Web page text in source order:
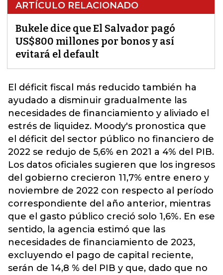
ARTÍCULO RELACIONADO
Bukele dice que El Salvador pagó
US$800 millones por bonos y así
evitará el default
El déficit fiscal más reducido también ha
ayudado a disminuir gradualmente las
necesidades de financiamiento y aliviado el
estrés de liquidez. Moody's pronostica que
el déficit del sector público no financiero de
2022 se redujo de 5,6% en 2021 a 4% del PIB.
Los datos oficiales sugieren que los ingresos
del gobierno crecieron 11,7% entre enero y
noviembre de 2022 con respecto al período
correspondiente del año anterior, mientras
que el gasto público creció solo 1,6%. En ese
sentido, la agencia estimó que las
necesidades de financiamiento de 2023,
excluyendo el pago de capital reciente,
serán de 14,8 % del PIB y que, dado que no